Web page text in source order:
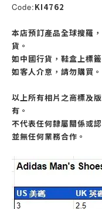
Code:KI4762
本店預訂產品全球搜羅
貨。
如中國行貨，鞋盒上標
如客人介意，請勿購買
以上所有相片之商標及
有。
不代表任何隸屬關係或
並無任何業務合作。